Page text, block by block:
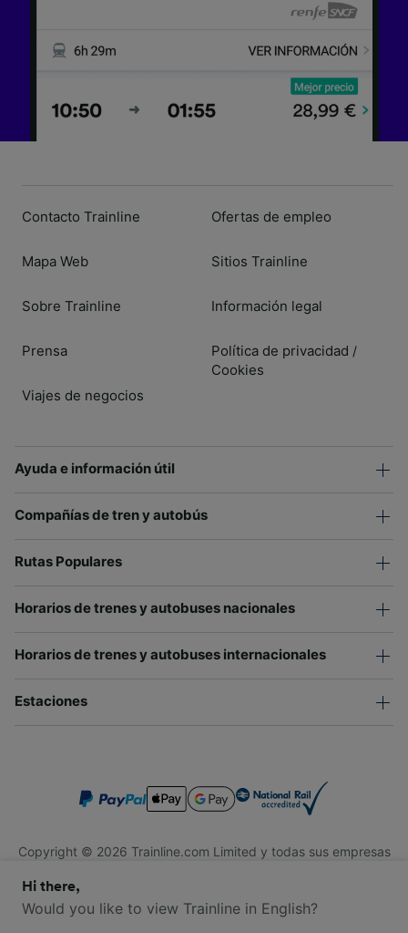
Contacto Trainline
Mapa Web
Sobre Trainline
Prensa
Viajes de negocios
Ofertas de empleo
Sitios Trainline
Información legal
Política de privacidad /
Cookies
Ayuda e información útil
Compañías de tren y autobús
Rutas Populares
Horarios de trenes y autobuses nacionales
Horarios de trenes y autobuses internacionales
Estaciones
Copyright © 2026 Trainline.com Limited y todas sus empresas
Trainline.com Limited está registrada en Inglaterra y Gales.
Compañía No. 3846791. Dirección: 1 Stonecutter St, Londres
Hi there,
Would you like to view Trainline in English?